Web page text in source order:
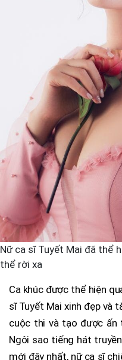
Nữ ca sĩ Tuyết Mai đã thể
thể rời xa
Ca khúc được thể hiện
sĩ Tuyết Mai xinh đẹp và
cuộc thi và tạo được
Ngôi sao tiếng hát
mới đây nhất, nữ ca sĩ